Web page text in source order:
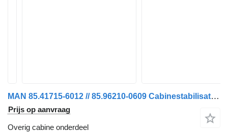
MAN 85.41715-6012 // 85.96210-0609 Cabinestabilisator TGS 18.430 MO voor vrachtwagen
Prijs op aanvraag
Overig cabine onderdeel